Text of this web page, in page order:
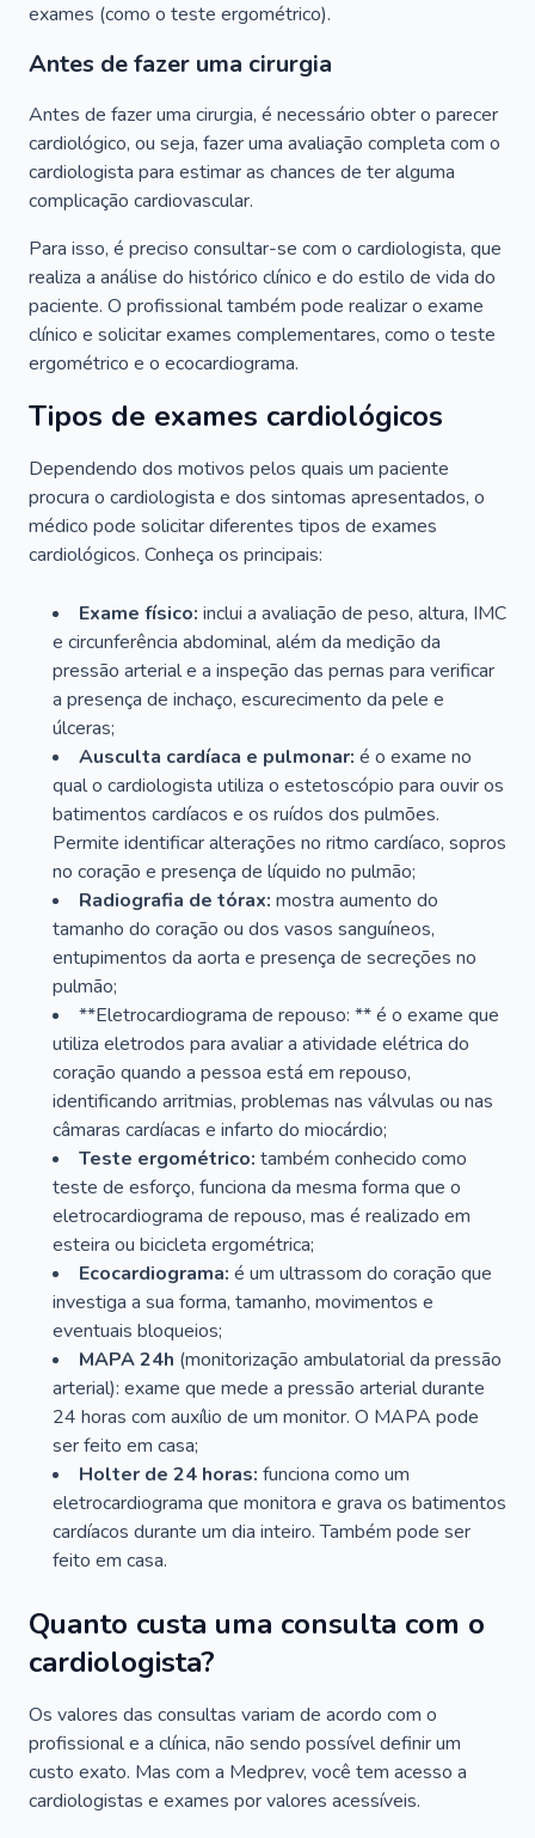
exames (como o teste ergométrico).
Antes de fazer uma cirurgia
Antes de fazer uma cirurgia, é necessário obter o parecer
cardiológico, ou seja, fazer uma avaliação completa com o
cardiologista para estimar as chances de ter alguma
complicação cardiovascular.
Para isso, é preciso consultar-se com o cardiologista, que
realiza a análise do histórico clínico e do estilo de vida do
paciente. O profissional também pode realizar o exame
clínico e solicitar exames complementares, como o teste
ergométrico e o ecocardiograma.
Tipos de exames cardiológicos
Dependendo dos motivos pelos quais um paciente
procura o cardiologista e dos sintomas apresentados, o
médico pode solicitar diferentes tipos de exames
cardiológicos. Conheça os principais:
Exame físico: inclui a avaliação de peso, altura, IMC
e circunferência abdominal, além da medição da
pressão arterial e a inspeção das pernas para verificar
a presença de inchaço, escurecimento da pele e
úlceras;
Ausculta cardíaca e pulmonar: é o exame no
qual o cardiologista utiliza o estetoscópio para ouvir os
batimentos cardíacos e os ruídos dos pulmões.
Permite identificar alterações no ritmo cardíaco, sopros
no coração e presença de líquido no pulmão;
Radiografia de tórax: mostra aumento do
tamanho do coração ou dos vasos sanguíneos,
entupimentos da aorta e presença de secreções no
pulmão;
**Eletrocardiograma de repouso: ** é o exame que
utiliza eletrodos para avaliar a atividade elétrica do
coração quando a pessoa está em repouso,
identificando arritmias, problemas nas válvulas ou nas
câmaras cardíacas e infarto do miocárdio;
Teste ergométrico: também conhecido como
teste de esforço, funciona da mesma forma que o
eletrocardiograma de repouso, mas é realizado em
esteira ou bicicleta ergométrica;
Ecocardiograma: é um ultrassom do coração que
investiga a sua forma, tamanho, movimentos e
eventuais bloqueios;
MAPA 24h (monitorização ambulatorial da pressão
arterial): exame que mede a pressão arterial durante
24 horas com auxílio de um monitor. O MAPA pode
ser feito em casa;
Holter de 24 horas: funciona como um
eletrocardiograma que monitora e grava os batimentos
cardíacos durante um dia inteiro. Também pode ser
feito em casa.
Quanto custa uma consulta com o
cardiologista?
Os valores das consultas variam de acordo com o
profissional e a clínica, não sendo possível definir um
custo exato. Mas com a Medprev, você tem acesso a
cardiologistas e exames por valores acessíveis.